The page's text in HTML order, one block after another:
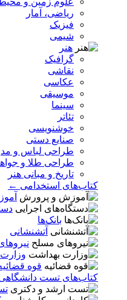
ریاضی، آمار
فیزیک
شیمی
هنر
گرافیک
نقاشی
عکاسی
موسیقی
سینما
تئاتر
خوشنویسی
صنایع دستی
طراحی لباس و مد
طراحی طلا و
تاریخ و مبانی هنر
کتاب‌های استخدامی ←
بانک‌ها
آتشنشانی
قوه
کتاب‌های تست